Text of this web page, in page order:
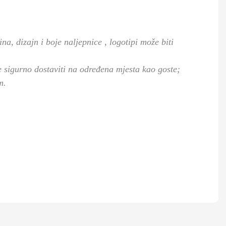
dizajn i boje naljepnice , logotipi može biti
dostaviti na određena mjesta kao goste;